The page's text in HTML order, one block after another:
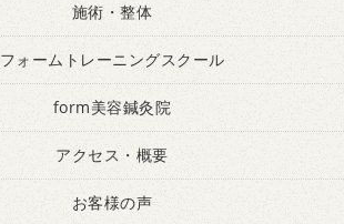
施術・整体
フォームトレーニングスクール
form美容鍼灸院
アクセス・概要
お客様の声